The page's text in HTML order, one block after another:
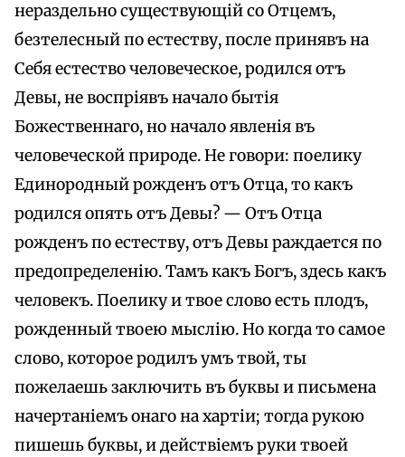
нераздельно существующій со Отцемъ,
безтелесный по естеству, после принявъ на
Себя естество человеческое, родился отъ
Девы, не воспріявъ начало бытія
Божественнаго, но начало явленія въ
человеческой природе. He говори: поелику
Единородный рожденъ отъ Отца, то какъ
родился опять отъ Девы? — Отъ Отца
рожденъ по естеству, отъ Девы раждается по
предопределенію. Тамъ какъ Богъ, здесь какъ
человекъ. Поелику и твое слово есть плодъ,
рожденный твоею мыслію. Но когда то самое
слово, которое родилъ умъ твой, ты
пожелаешь заключить въ буквы и письмена
начертаніемъ онаго на хартіи; тогда рукою
пишешь буквы, и действіемъ руки твоей